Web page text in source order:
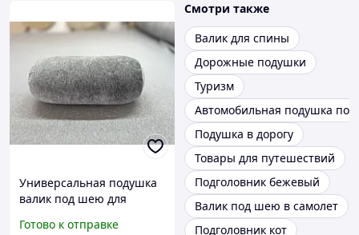
Универсальная подушка
валик под шею для
ортопедическая 30 см ТМ
Готово к отправке
Смотри также
Валик для спины
Дорожные подушки
Туризм
Автомобильная подушка под
Подушка в дорогу
Товары для путешествий
Подголовник бежевый
Валик под шею в самолет
Подголовник кот